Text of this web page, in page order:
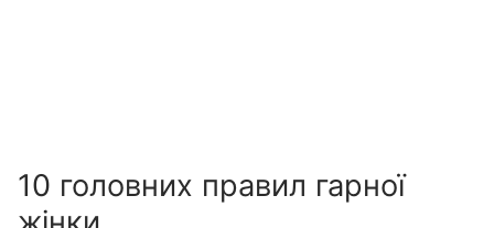
10 головних правил гарної